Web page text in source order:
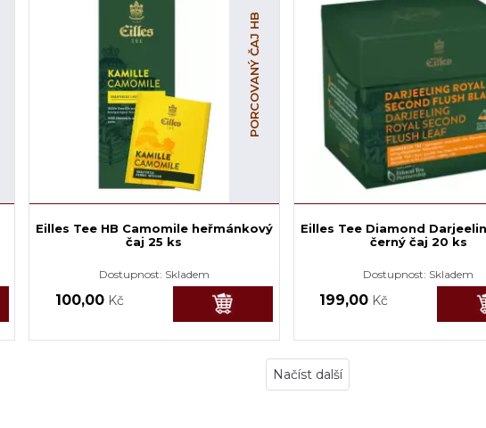
PORCOVANÝ ČAJ HB
Eilles Tee HB Camomile heřmánkový
čaj 25 ks
Dostupnost: Skladem
100,00 Kč
Eilles Tee Diamond
černý čaj 20 ks
Dostupnost: Skladem
199,00 Kč
Načíst další